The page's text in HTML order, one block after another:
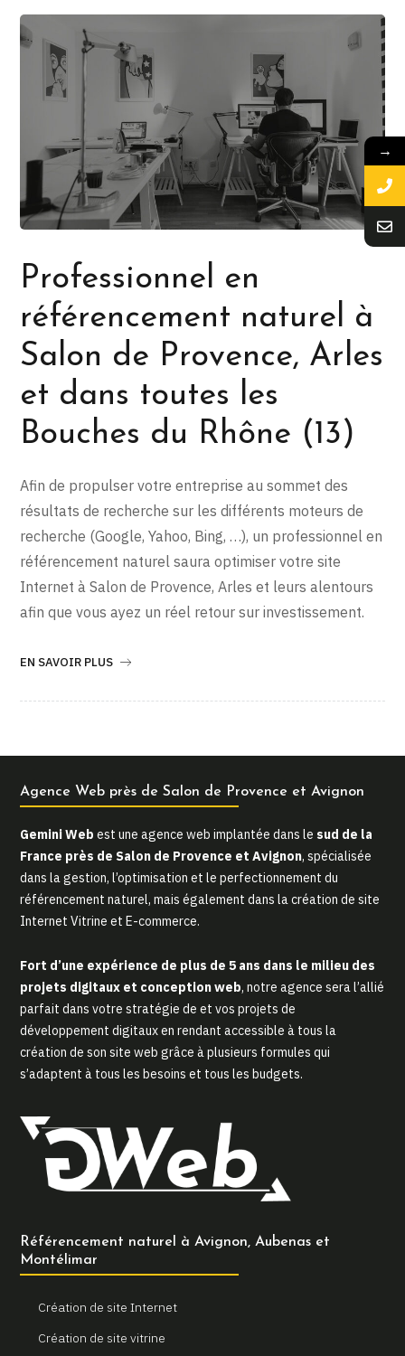
Professionnel en
référencement naturel à
Salon de Provence, Arles
et dans toutes les
Bouches du Rhône (13)
Afin de propulser votre entreprise au sommet des
résultats de recherche sur les différents moteurs de
recherche (Google, Yahoo, Bing, …), un professionnel en
référencement naturel saura optimiser votre site
Internet à Salon de Provence, Arles et leurs alentours
afin que vous ayez un réel retour sur investissement.
EN SAVOIR PLUS
Agence Web près de Salon de Provence et Avignon
Gemini Web est une agence web implantée dans le sud de la
France près de Salon de Provence et Avignon, spécialisée
dans la gestion, l’optimisation et le perfectionnement du
référencement naturel, mais également dans la création de site
Internet Vitrine et E-commerce.
Fort d’une expérience de plus de 5 ans dans le milieu des
projets digitaux et conception web, notre agence sera l’allié
parfait dans votre stratégie de et vos projets de
développement digitaux en rendant accessible à tous la
création de son site web grâce à plusieurs formules qui
s’adaptent à tous les besoins et tous les budgets.
Référencement naturel à Avignon, Aubenas et
Montélimar
Création de site Internet
Création de site vitrine
→